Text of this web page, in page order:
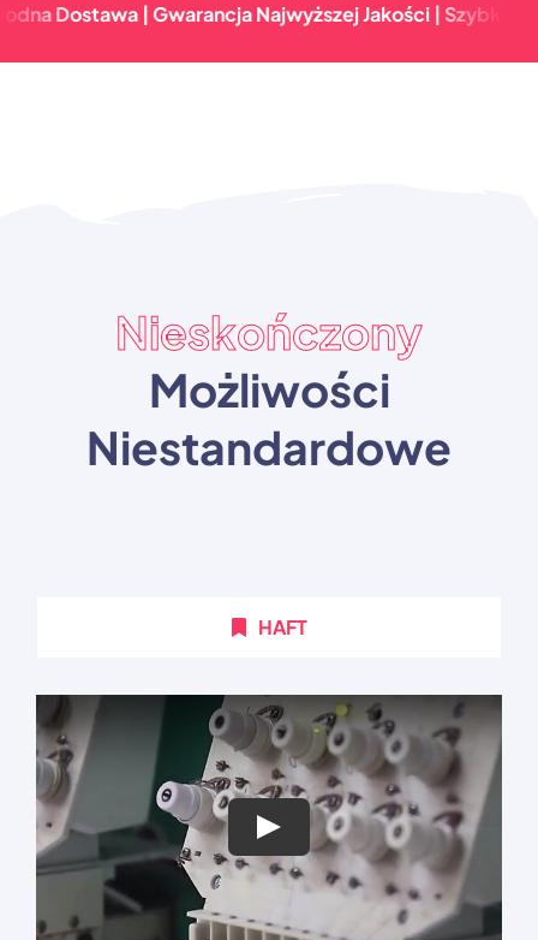
| Gwarancja Najwyższej Jakości | Szybki Zwrot &
Nieskończony
Możliwości
Niestandardowe
HAFT